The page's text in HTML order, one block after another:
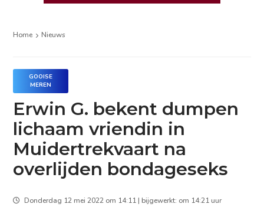
Home Nieuws
GOOISE
MEREN
Erwin G. bekent dumpen
lichaam vriendin in
Muidertrekvaart na
overlijden bondageseks
Donderdag 12 mei 2022 om 14:11 | bijgewerkt: om 14:21 uur